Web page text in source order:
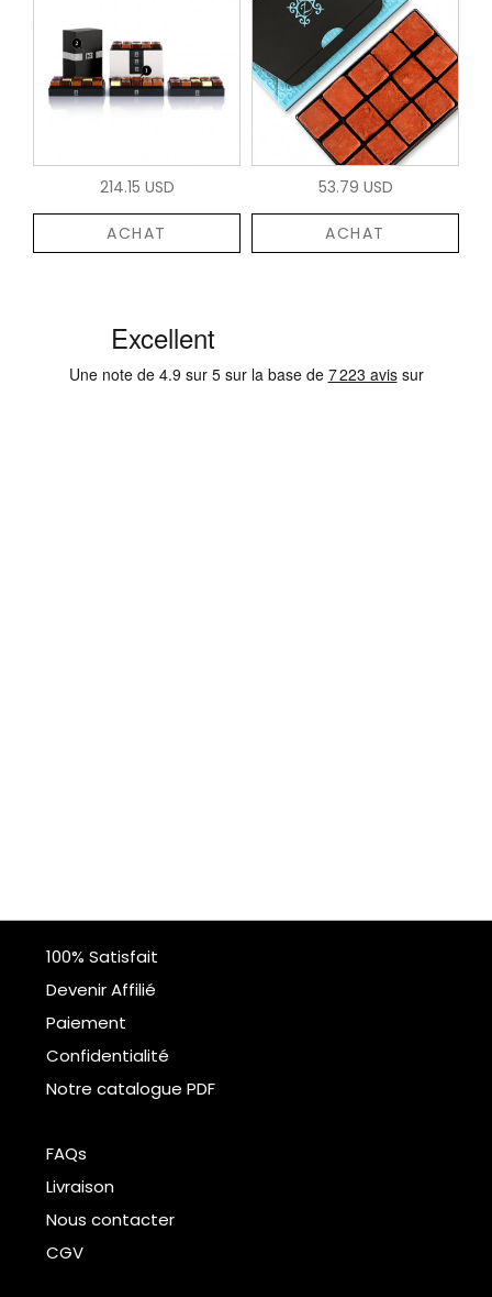
214.15 USD
ACHAT
53.79 USD
ACHAT
100% Satisfait
Devenir Affilié
Paiement
Confidentialité
Notre catalogue PDF
FAQs
Livraison
Nous contacter
CGV